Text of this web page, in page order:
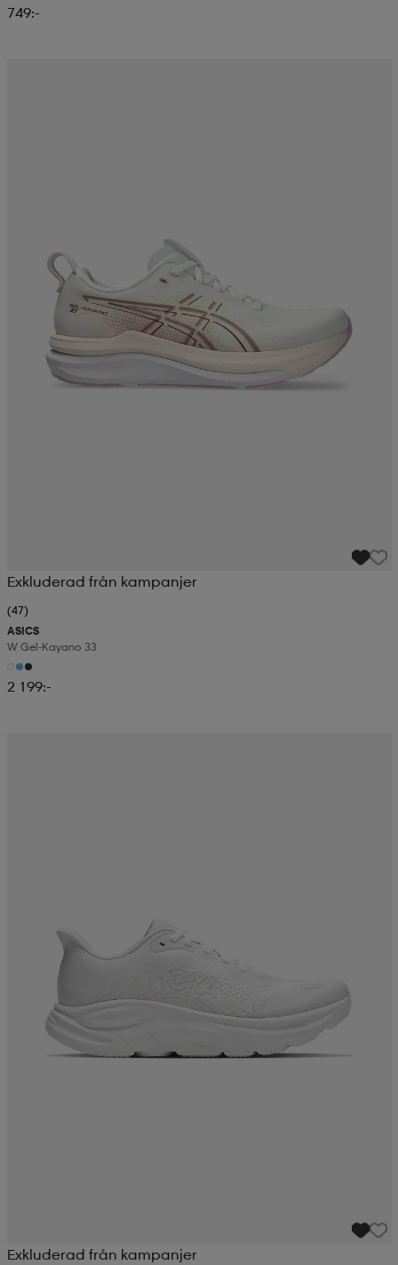
749:-
Exkluderad från kampanjer
(47)
ASICS
W Gel-Kayano 33
2 199:-
Exkluderad från kampanjer